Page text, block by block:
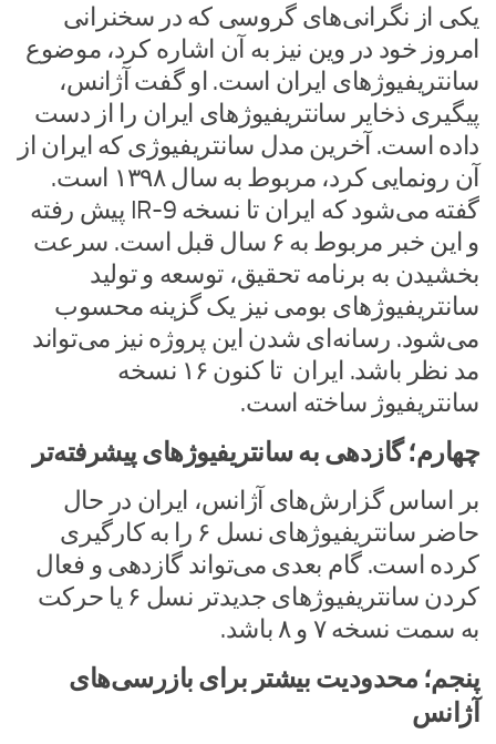
یکی از نگرانی‌های گروسی که در سخنرانی
امروز خود در وین نیز به آن اشاره کرد، موضوع
سانتریفیوژهای ایران است. او گفت آژانس،
پیگیری ذخایر سانتریفیوژهای ایران را از دست
داده است. آخرین مدل سانتریفیوژی که ایران از
آن رونمایی کرد، مربوط به سال ۱۳۹۸ است.
گفته می‌شود که ایران تا نسخه IR-9 پیش رفته
و این خبر مربوط به ۶ سال قبل است. سرعت
بخشیدن به برنامه تحقیق، توسعه و تولید
سانتریفیوژهای بومی نیز یک گزینه محسوب
می‌شود. رسانه‌ای شدن این پروژه نیز می‌تواند
مد نظر باشد. ایران تا کنون ۱۶ نسخه
سانتریفیوژ ساخته است.
چهارم؛ گازدهی به سانتریفیوژهای پیشرفته‌تر
بر اساس گزارش‌های آژانس، ایران در حال
حاضر سانتریفیوژهای نسل ۶ را به کارگیری
کرده است. گام بعدی می‌تواند گازدهی و فعال
کردن سانتریفیوژهای جدیدتر نسل ۶ یا حرکت
به سمت نسخه ۷ و ۸ باشد.
پنجم؛ محدودیت بیشتر برای بازرسی‌های
آژانس